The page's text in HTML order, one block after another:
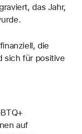
das Jahr,
die
sich für positive
auf